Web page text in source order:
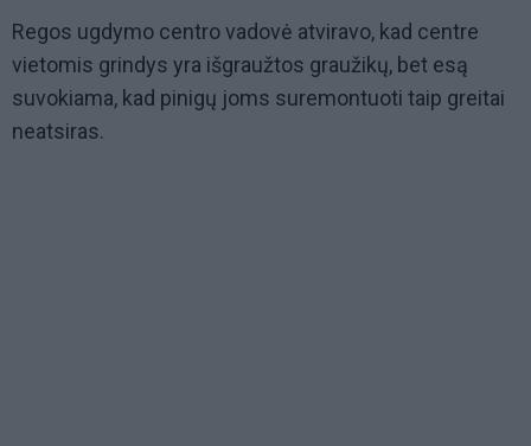
Regos ugdymo centro vadovė atviravo, kad centre
vietomis grindys yra išgraužtos graužikų, bet esą
suvokiama, kad pinigų joms suremontuoti taip greitai
neatsiras.